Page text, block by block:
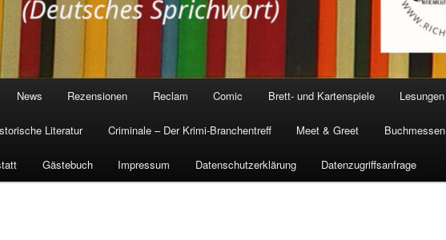
News Rezensionen Reclam Comic Brett- und Kartenspiele Lesungen
Literatur Criminale – Der Krimi-Branchentreff Meet & Greet Buchmessen
Gästebuch Impressum Datenschutzerklärung Datenzugriffsanfrage